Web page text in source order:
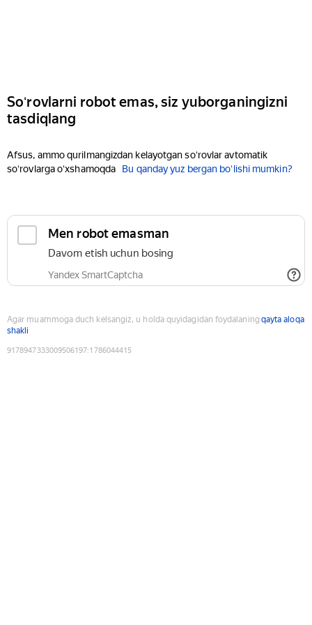
Soʻrovlarni robot emas, siz yuborganingizni
tasdiqlang
Afsus, ammo qurilmangizdan kelayotgan soʻrovlar avtomatik
soʻrovlarga oʻxshamoqda
Bu qanday yuz bergan boʻlishi mumkin?
Men robot emasman
Davom etish uchun bosing
Yandex SmartCaptcha
Agar muammoga duch kelsangiz, u holda quyidagidan foydalaning qayta aloqa
shakli
9178947333009506197:1786044415